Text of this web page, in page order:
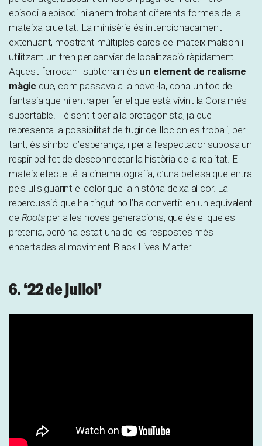
episodi a episodi hi anem trobant diferents formes de la
mateixa crueltat. La minisèrie és intencionadament
extenuant, mostrant múltiples cares del mateix malson i
utilitzant un tren per canviar de localització ràpidament.
Aquest ferrocarril subterrani és un element de realisme
màgic que, com passava a la novel·la, dona un toc de
fantasia que hi entra per fer el que està vivint la Cora més
suportable. Té sentit per a la protagonista, ja que
representa la possibilitat de fugir del lloc on es troba i, per
tant, és símbol d’esperança, i per a l’espectador suposa un
respir pel fet de desconnectar la història de la realitat. El
mateix efecte té la cinematografia, d’una bellesa que entra
pels ulls guarint el dolor que la història deixa al cor. La
repercussió que ha tingut no l’ha convertit en un equivalent
de Rootsper a les noves generacions, que és el que es
pretenia, però ha estat una de les respostes més
encertades al moviment Black Lives Matter.
6. ‘22 de juliol’